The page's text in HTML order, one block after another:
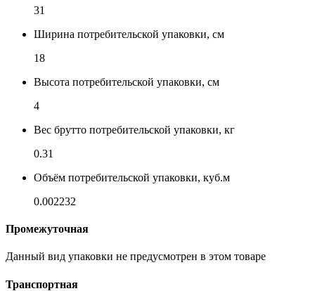
31
Ширина потребительской упаковки, см
18
Высота потребительской упаковки, см
4
Вес брутто потребительской упаковки, кг
0.31
Объём потребительской упаковки, куб.м
0.002232
Промежуточная
Данный вид упаковки не предусмотрен в этом товаре
Транспортная